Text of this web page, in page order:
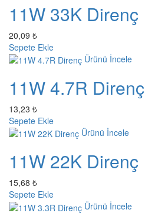
11W 33K Direnç
20,09 ₺
Sepete Ekle
Ürünü İncele
11W 4.7R Direnç
13,23 ₺
Sepete Ekle
Ürünü İncele
11W 22K Direnç
15,68 ₺
Sepete Ekle
Ürünü İncele